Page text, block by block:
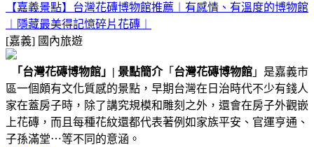
【嘉義景點】台灣花磚博物館推薦︱有感情、有溫度的博物館
︱隱藏最美得記憶碎片花磚︱
[嘉義] 國內旅遊
「台灣花磚博物館」 | 景點簡介「 台灣花磚博物館 」是嘉義市
區一個頗有文化質感的景點，早期台灣在日治時代不少有錢人
家在蓋房子時，除了講究規模和雕刻之外，還會在房子外觀嵌
上花磚，而且每種花紋還都代表著例如家族平安、官運亨通、
子孫滿堂⋯等不同的意涵。